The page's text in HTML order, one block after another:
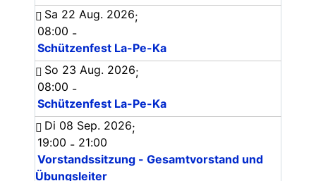
Sa 22 Aug. 2026;
08:00 -
Schützenfest La-Pe-Ka
So 23 Aug. 2026;
08:00 -
Schützenfest La-Pe-Ka
Di 08 Sep. 2026;
19:00 - 21:00
Vorstandssitzung - Gesamtvorstand und
Übungsleiter